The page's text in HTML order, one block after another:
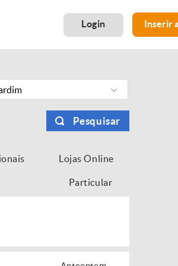
Login Inserir
Pesquisar
Lojas Online
Particular